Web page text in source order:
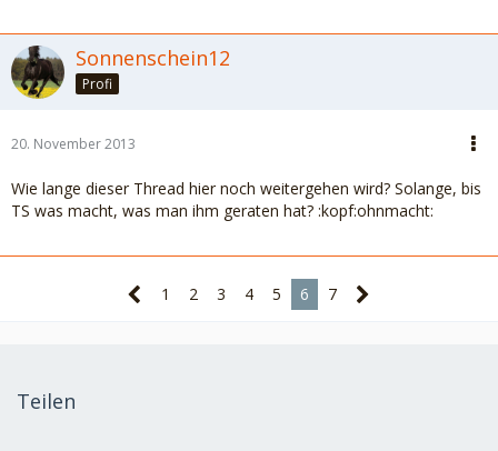
Sonnenschein12
Profi
20. November 2013
Wie lange dieser Thread hier noch weitergehen wird? Solange, bis
TS was macht, was man ihm geraten hat? :kopf:ohnmacht:
1 2 3 4 5 6 7
Teilen